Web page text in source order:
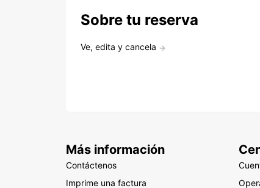
Sobre tu reserva
Ve, edita y cancela
Más información
Contáctenos
Imprime una factura